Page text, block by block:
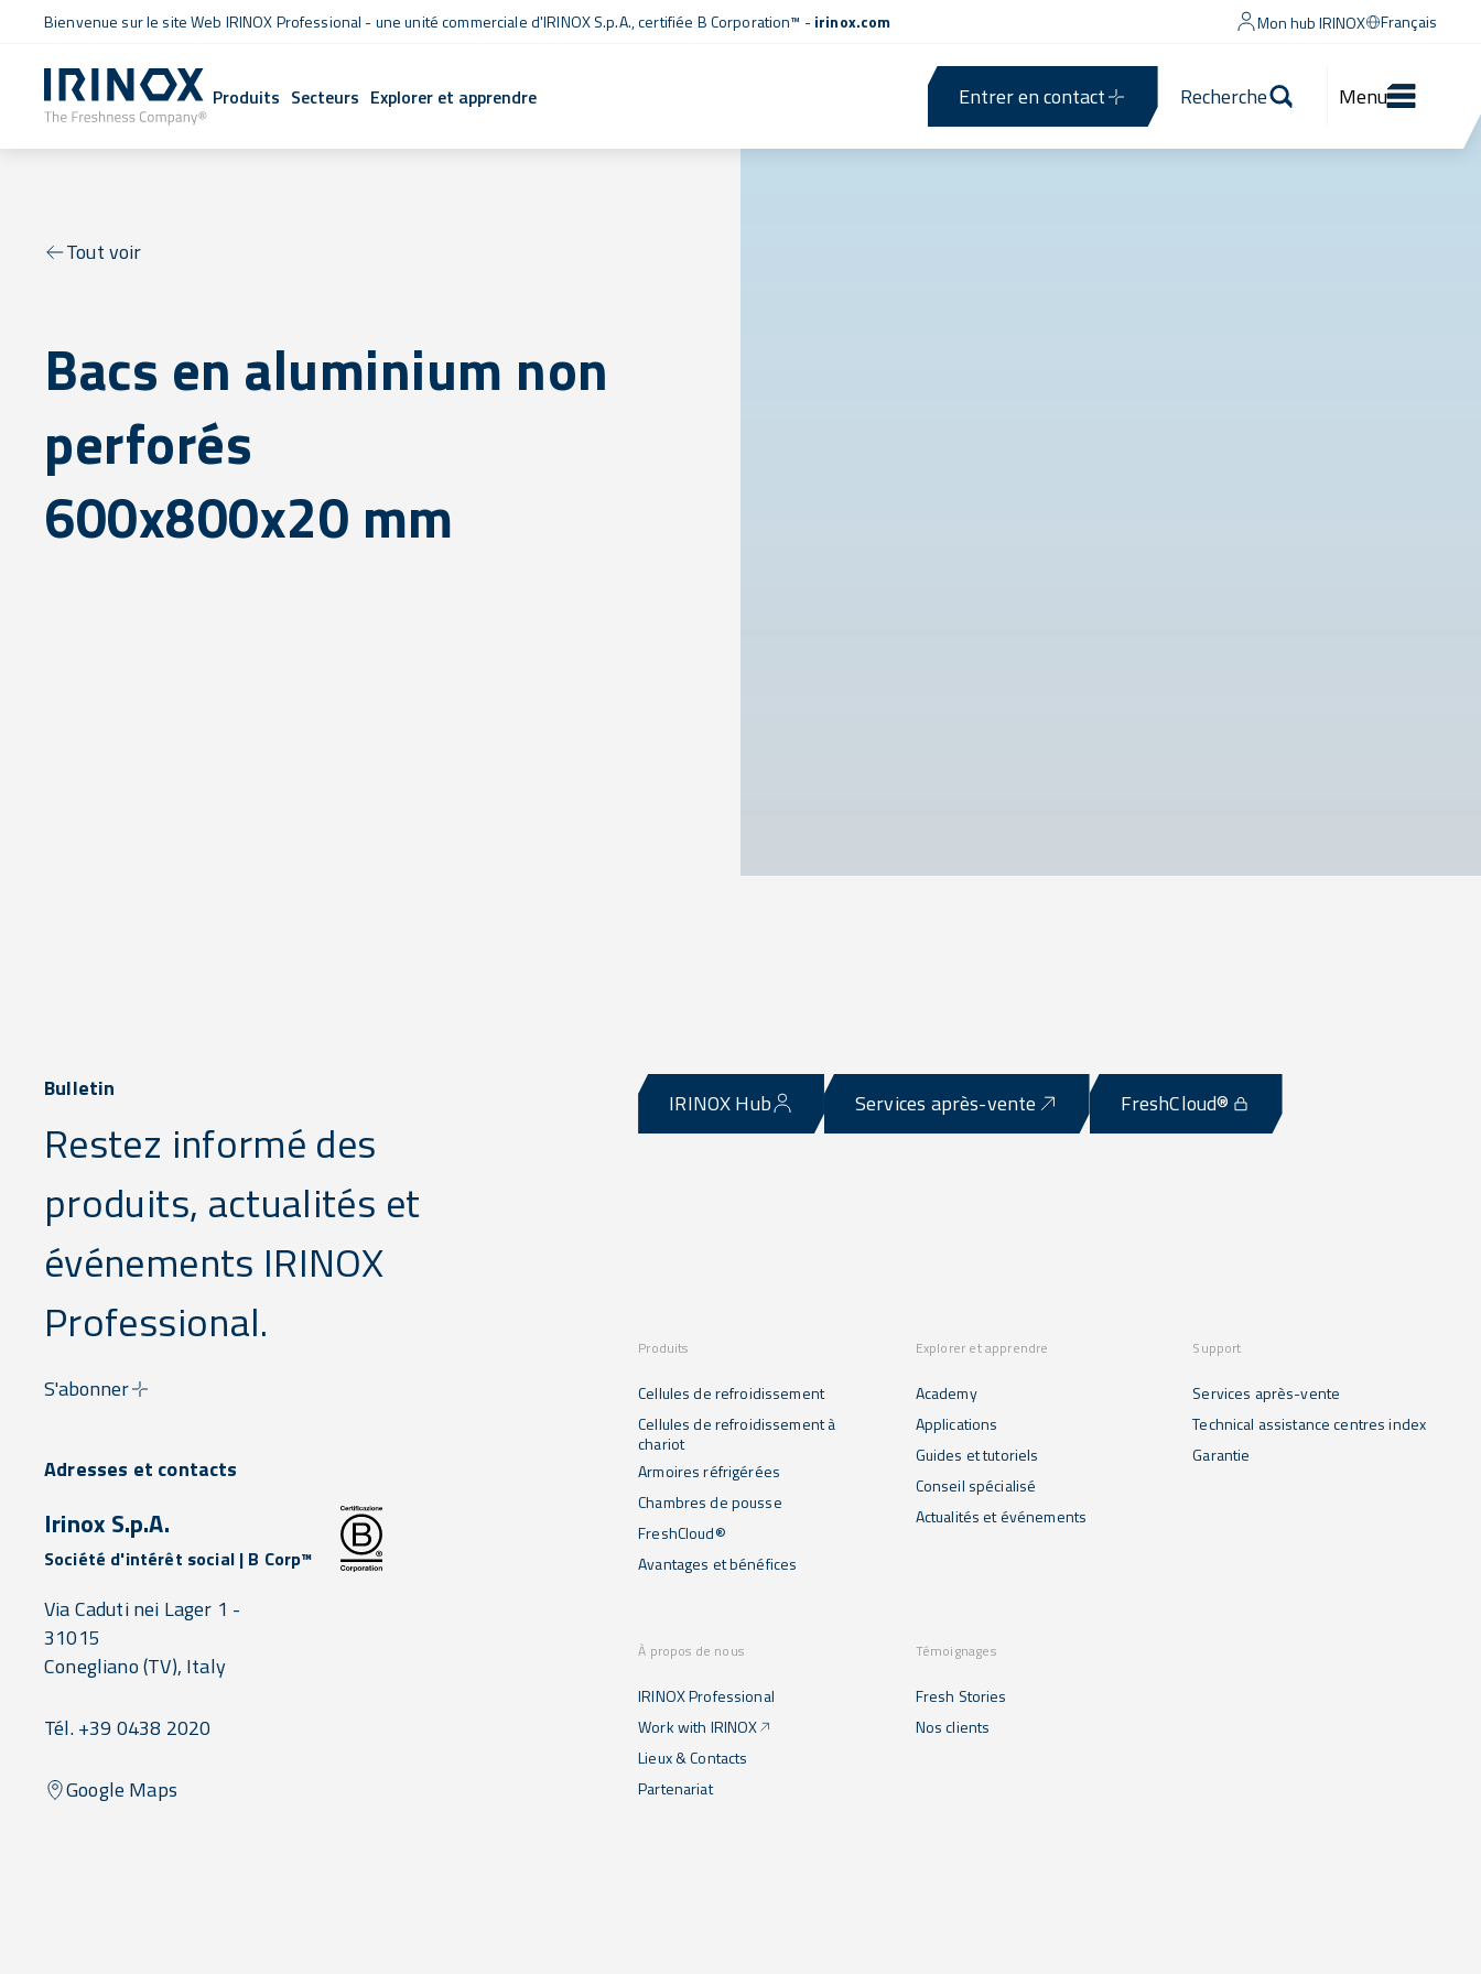
Bienvenue sur le site Web IRINOX Professional - une unité commerciale d'IRINOX S.p.A.,certifiée B Corporation™ -irinox.com Mon hub IRINOX Français
Produits Secteurs Explorer et apprendre Entrer en contact Recherche Menu
Tout voir
Bacs en aluminium non
perforés
600x800x20 mm
Bulletin
Restez informé des
produits, actualités et
événements IRINOX
Professional.
S'abonner
IRINOX Hub Services après-vente FreshCloud®
Produits
Cellules de refroidissement
Cellules de refroidissement à
chariot
Armoires réfrigérées
Chambres de pousse
FreshCloud®
Avantages et bénéfices
Explorer et apprendre
Academy
Applications
Guides et tutoriels
Conseil spécialisé
Actualités et événements
Support
Services après-vente
Technical assistance centres index
Garantie
À propos de nous
IRINOX Professional
Work with IRINOX
Lieux & Contacts
Partenariat
Témoignages
Fresh Stories
Nos clients
Adresses et contacts
Irinox S.p.A.
Société d'intérêt social | B Corp™
Via Caduti nei Lager 1 -
31015
Conegliano(TV), Italy
Tél. +39 0438 2020
Google Maps